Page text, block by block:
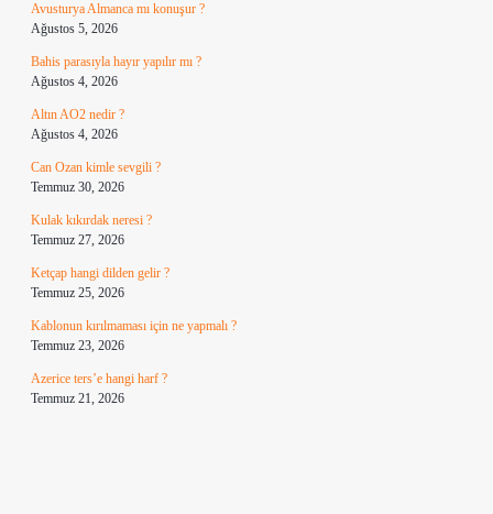
Avusturya Almanca mı konuşur ?
Ağustos 5, 2026
Bahis parasıyla hayır yapılır mı ?
Ağustos 4, 2026
Altın AO2 nedir ?
Ağustos 4, 2026
Can Ozan kimle sevgili ?
Temmuz 30, 2026
Kulak kıkırdak neresi ?
Temmuz 27, 2026
Ketçap hangi dilden gelir ?
Temmuz 25, 2026
Kablonun kırılmaması için ne yapmalı ?
Temmuz 23, 2026
Azerice ters’e hangi harf ?
Temmuz 21, 2026